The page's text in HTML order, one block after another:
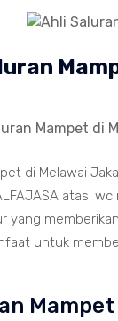
Mampet di
di Melawai
atasi
yang
untuk